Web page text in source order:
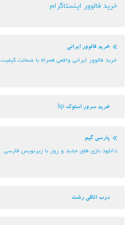
خرید فالوور اینستاگرام
خرید فالوور ایرانی
خرید فالوور ایرانی وافعی همراه با ضمانت کیفیت
خرید سرور استوک hp
پارسی گیم
دانلود بازی های جدید و روز با زیرنویس فارسی
درب اتاقی رشت